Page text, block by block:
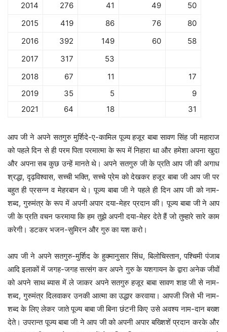
2014
276 41 49
50
2015
419 86 76
80
2016
392 149 60
58
2017
317
53
2018
67 11
17
2019
35 5
9
2021
64 18 31
आप जी ने अपने सतगुरु मुर्शिदे-ए-कामिल पूज्य हजूर बाबा सावण सिंह जी महाराज
को पहले दिन से ही परम पिता परमात्मा के रूप में निहारा था और हमेशा अपना खुदा
और अपना सब कुछ उन्हें मानते थे। अपने सतगुरु जी के प्रति आप जी की अगाध
श्रद्धा, दृढ़विश्वास, सच्ची भक्ति, सच्चे प्रेम को देखकर हजूर बाबा जी आप जी पर
बहुत ही प्रसन्न व मेहरबान थे। पूज्य बाबा जी ने पहले ही दिन आप जी को नाम-
शब्द, गुरुमंत्र के रूप में अपनी अपार दया-मेहर प्रदान की। पूज्य बाबा जी ने आप
जी के प्रति वचन फरमाया कि हम तुझे अपनी दया-मेहर देते हैं जो तुम्हारे सारे काम
करेगी। डटकर भजन-सुमिरन और गुरु का यश करो।
आप जी ने अपने सतगुरु-मुर्शिद के हुक्मानुसार सिंध, बिलोचिस्तान, पश्चिमी पंजाब
आदि इलाकों में जगह-जगह सत्संग कर अपने गुरु के यशगायन के द्वारा अनेक जीवों
को अपने साथ ब्यास में ले जाकर अपने सतगुरु हजूर बाबा सावण शाह जी से नाम-
शब्द, गुरुमंत्र दिलवाकर उनकी आत्मा का उद्धार करवाया। आपजी जिसे भी नाम-
शब्द के लिए लेकर जाते पूज्य बाबा जी बिना छंटनी किए उसे अवश्य नाम-दान बख्श
देते। उपरान्त पूज्य बाबा जी ने आप जी को अपनी अपार बख्शिशें प्रदान करके और